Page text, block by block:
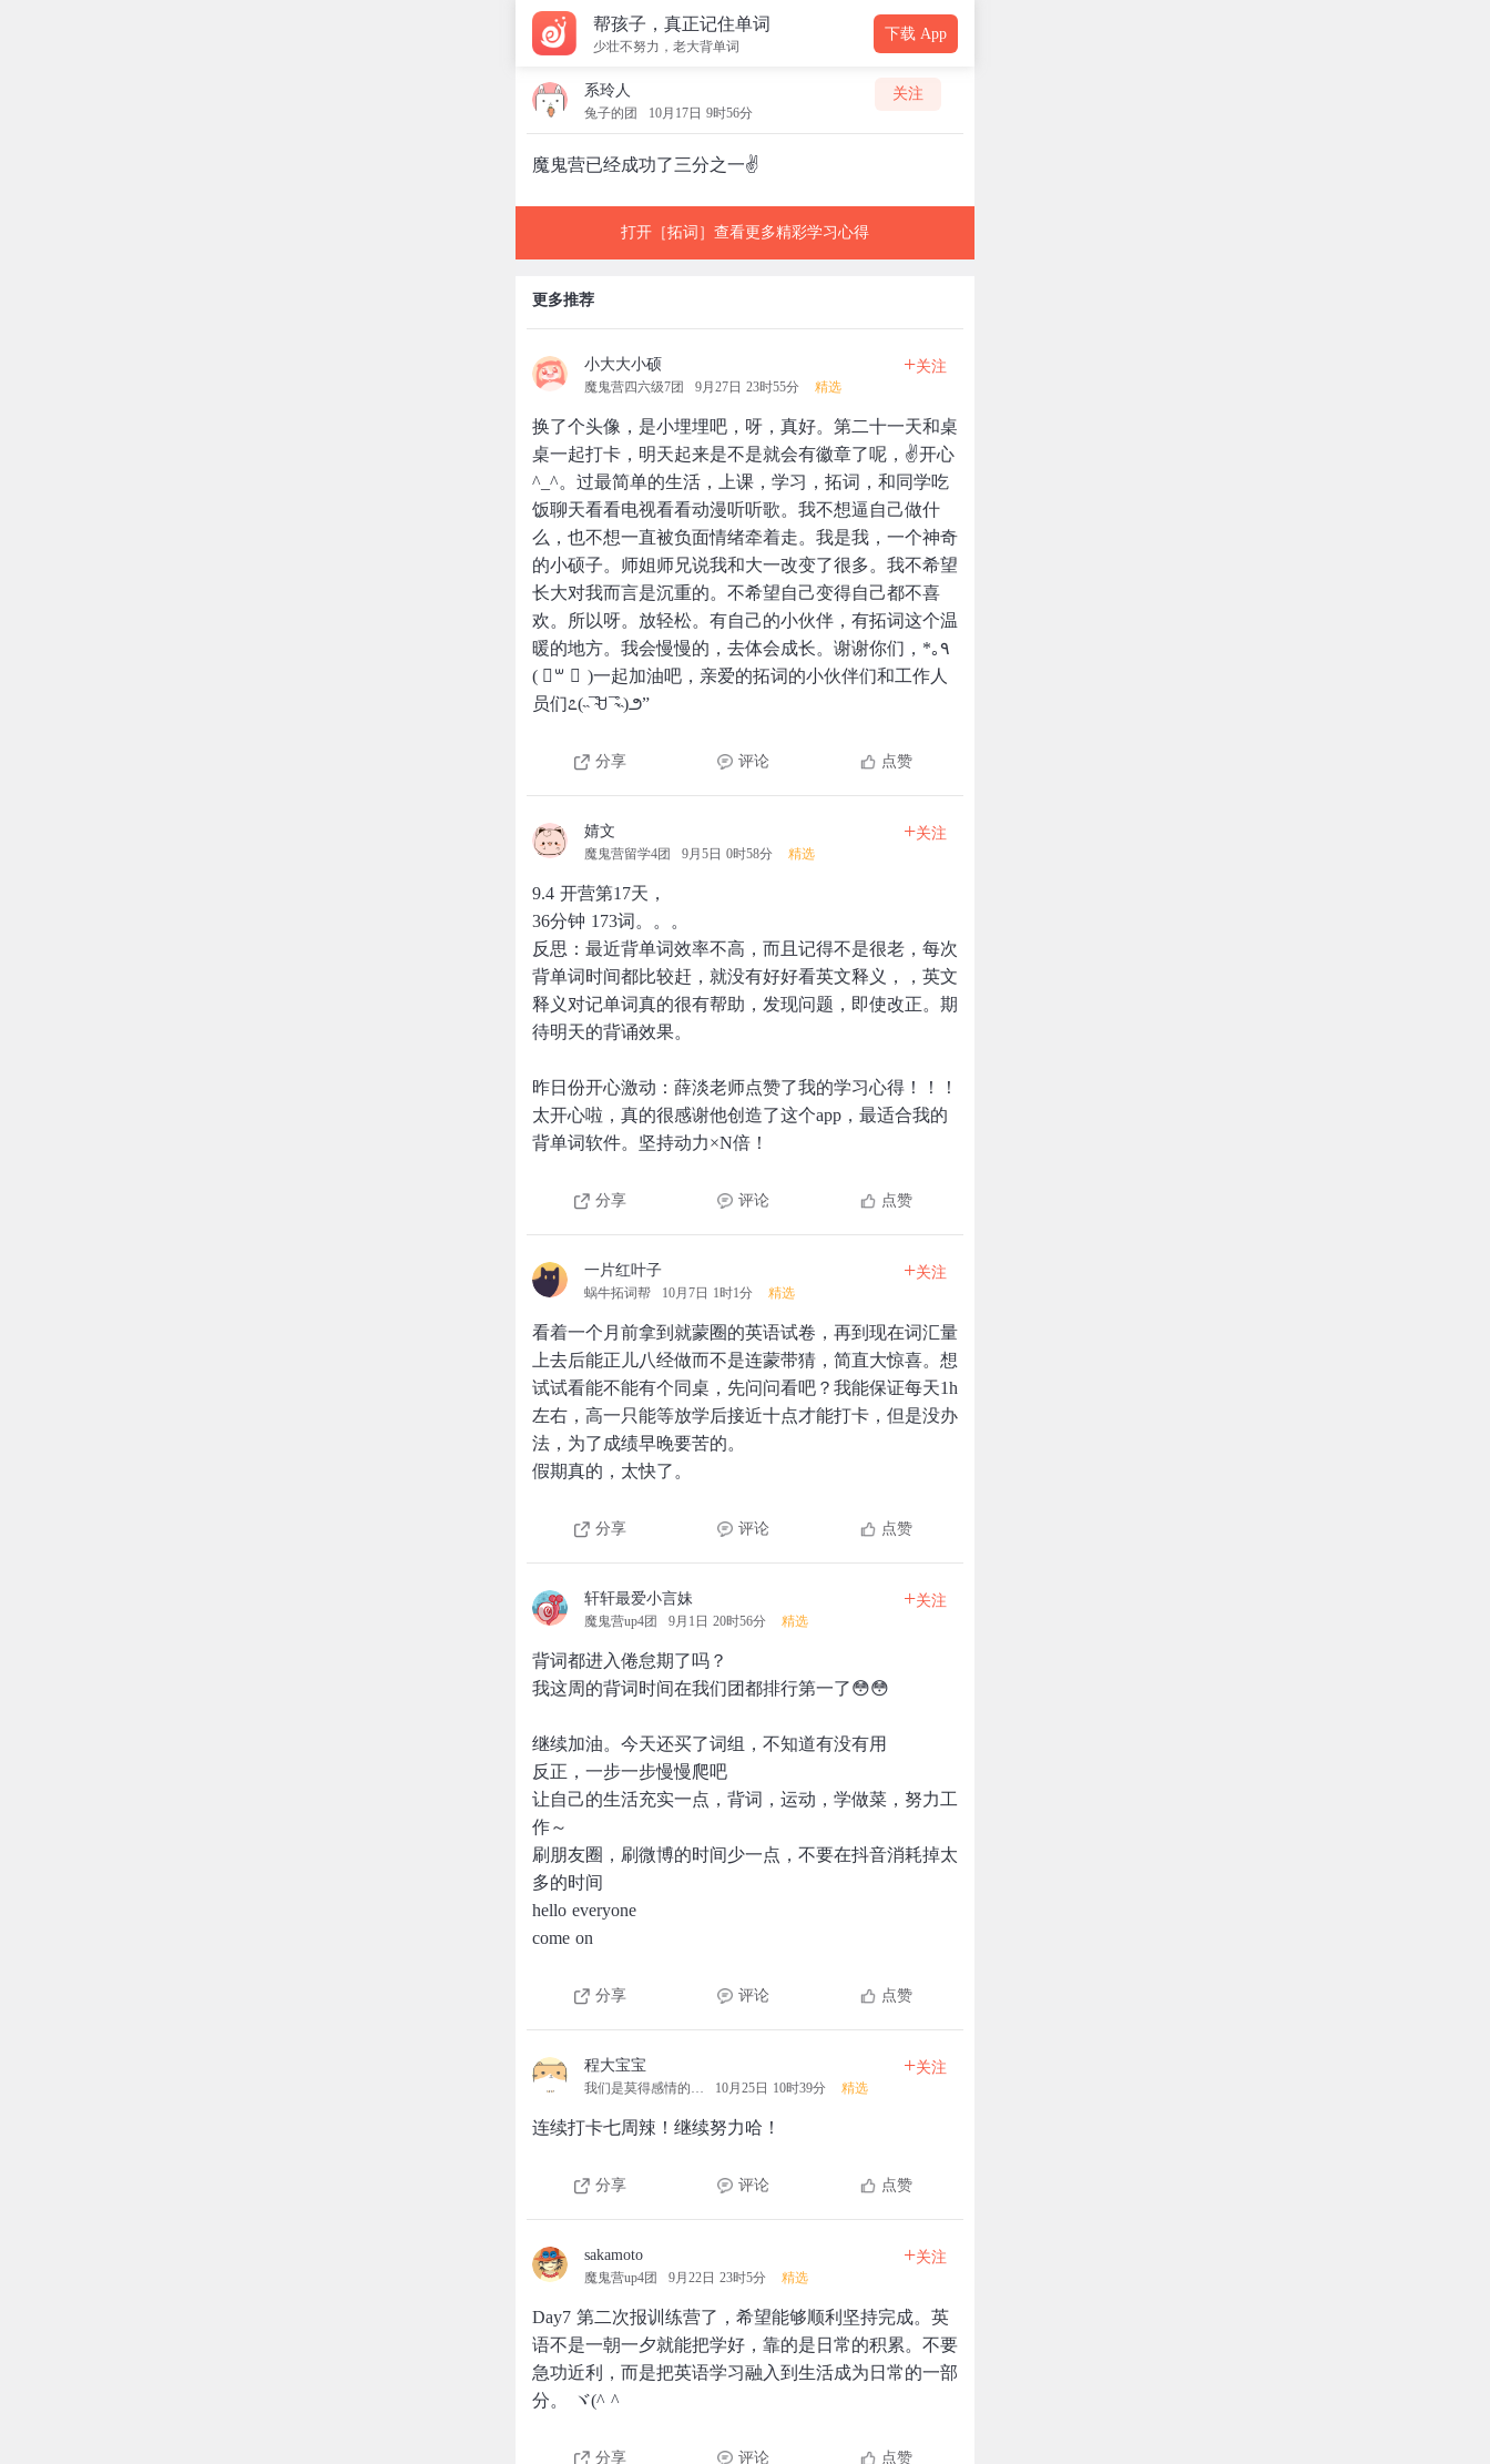
帮孩子，真正记住单词
少壮不努力，老大背单词
下载 App
系玲人
兔子的团 10月17日 9时56分
关注
魔鬼营已经成功了三分之一✌️
打开［拓词］查看更多精彩学习心得
更多推荐
小大大小硕
魔鬼营四六级7团 9月27日 23时55分 精选
+关注
换了个头像，是小埋埋吧，呀，真好。第二十一天和桌
桌一起打卡，明天起来是不是就会有徽章了呢，✌开心
^_^。过最简单的生活，上课，学习，拓词，和同学吃
饭聊天看看电视看看动漫听听歌。我不想逼自己做什
么，也不想一直被负面情绪牵着走。我是我，一个神奇
的小硕子。师姐师兄说我和大一改变了很多。我不希望
长大对我而言是沉重的。不希望自己变得自己都不喜
欢。所以呀。放轻松。有自己的小伙伴，有拓词这个温
暖的地方。我会慢慢的，去体会成长。谢谢你们，*｡٩
( ॑꒳ ॑ )一起加油吧，亲爱的拓词的小伙伴们和工作人
员们೭(˵¯̴͒ꇴ¯̴͒˵)౨”
分享 评论 点赞
婧文
魔鬼营留学4团 9月5日 0时58分 精选
+关注
9.4 开营第17天，
36分钟 173词。。。
反思：最近背单词效率不高，而且记得不是很老，每次
背单词时间都比较赶，就没有好好看英文释义，，英文
释义对记单词真的很有帮助，发现问题，即使改正。期
待明天的背诵效果。
昨日份开心激动：薛淡老师点赞了我的学习心得！！！
太开心啦，真的很感谢他创造了这个app，最适合我的
背单词软件。坚持动力×N倍！
分享 评论 点赞
一片红叶子
蜗牛拓词帮 10月7日 1时1分 精选
+关注
看着一个月前拿到就蒙圈的英语试卷，再到现在词汇量
上去后能正儿八经做而不是连蒙带猜，简直大惊喜。想
试试看能不能有个同桌，先问问看吧？我能保证每天1h
左右，高一只能等放学后接近十点才能打卡，但是没办
法，为了成绩早晚要苦的。
假期真的，太快了。
分享 评论 点赞
轩轩最爱小言妹
魔鬼营up4团 9月1日 20时56分 精选
+关注
背词都进入倦怠期了吗？
我这周的背词时间在我们团都排行第一了😳😳
继续加油。今天还买了词组，不知道有没有用
反正，一步一步慢慢爬吧
让自己的生活充实一点，背词，运动，学做菜，努力工
作～
刷朋友圈，刷微博的时间少一点，不要在抖音消耗掉太
多的时间
hello everyone
come on
分享 评论 点赞
程大宝宝
我们是莫得感情的机器 10月25日 10时39分 精选
+关注
连续打卡七周辣！继续努力哈！
分享 评论 点赞
sakamoto
魔鬼营up4团 9月22日 23时5分 精选
+关注
Day7 第二次报训练营了，希望能够顺利坚持完成。英
语不是一朝一夕就能把学好，靠的是日常的积累。不要
急功近利，而是把英语学习融入到生活成为日常的一部
分。 ヾ(^ ^ゞ
分享 评论 点赞